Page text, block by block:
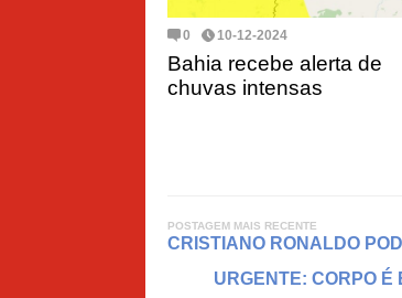
0 10-12-2024
Bahia recebe alerta de
chuvas intensas
POSTAGEM MAIS RECENTE
CRISTIANO RONALDO
URGENTE: CORPO É